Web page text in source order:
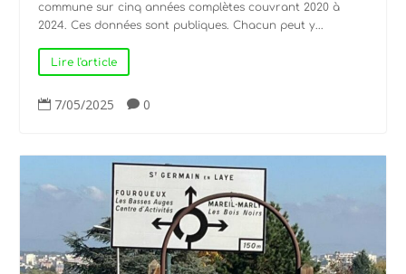
commune sur cinq années complètes couvrant 2020 à
2024. Ces données sont publiques. Chacun peut y...
Lire l'article
 7/05/2025  0